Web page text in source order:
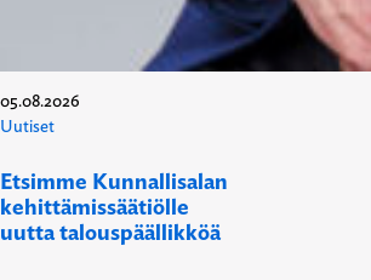
05.08.2026
Uutiset
Etsimme Kunnallisalan
kehittämissäätiölle
uutta talouspäällikköä